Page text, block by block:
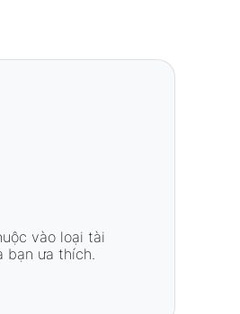
vào loại tài
bạn ưa thích.